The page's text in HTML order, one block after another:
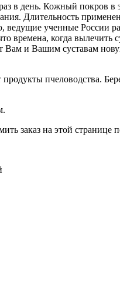
в день. Кожный покров
Длительность
ведущие ученные России
когда
и Вашим суставам
пчеловодства.
заказ на этой странице